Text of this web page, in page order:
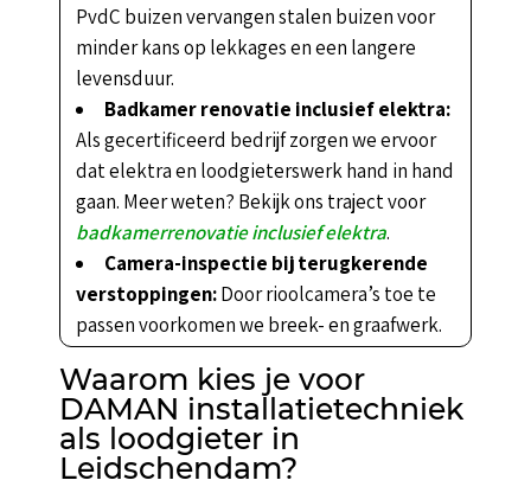
PvdC buizen vervangen stalen buizen voor
minder kans op lekkages en een langere
levensduur.
Badkamer renovatie inclusief elektra:
Als gecertificeerd bedrijf zorgen we ervoor
dat elektra en loodgieterswerk hand in hand
gaan. Meer weten? Bekijk ons traject voor
badkamerrenovatie inclusief elektra.
Camera-inspectie bij terugkerende
verstoppingen:Door rioolcamera’s toe te
passen voorkomen we breek- en graafwerk.
Waarom kies je voor
DAMAN installatietechniek
als loodgieter in
Leidschendam?